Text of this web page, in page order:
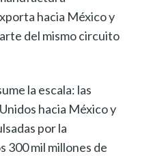
hacia México y
del mismo circuito
la escala: las
hacia México y
por la
300 mil millones de